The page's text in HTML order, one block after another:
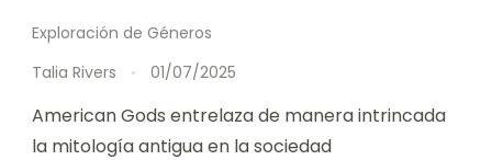
Exploración de Géneros
Talia Rivers
01/07/2025
American Gods entrelaza de manera intrincada
la mitología antigua en la sociedad